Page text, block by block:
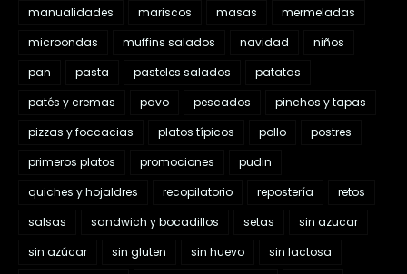
manualidades
mariscos masas
mermeladas
microondas
muffins salados navidad
niños
pan
pasta pasteles salados
patatas
patés y cremas
pavo pescados
pinchos y tapas
pizzas y foccacias
platos típicos pollo
postres
primeros platos
promociones
pudin
quiches y hojaldres
recopilatorio repostería
retos
salsas
sandwich y bocadillos setas
sin azucar
sin azúcar
sin gluten sin huevo
sin lactosa